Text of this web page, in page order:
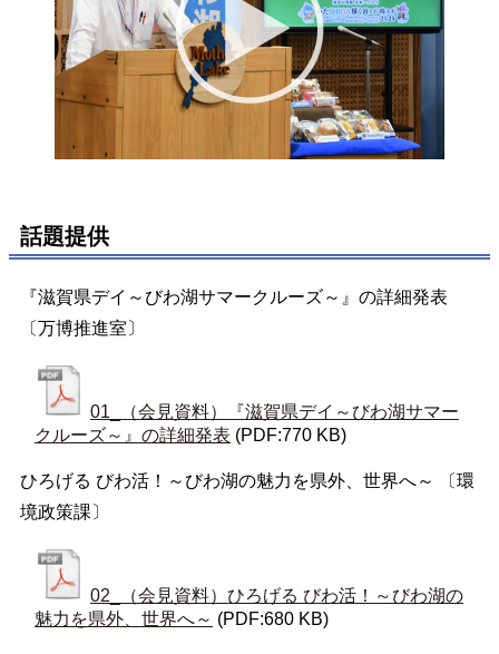
話題提供
『滋賀県デイ～びわ湖サマークルーズ～』の詳細発表
〔万博推進室〕
01_（会見資料）『滋賀県デイ～びわ湖サマー
クルーズ～』の詳細発表 (PDF:770 KB)
ひろげる びわ活！～びわ湖の魅力を県外、世界へ～ 〔環
境政策課〕
02_（会見資料）ひろげる びわ活！～びわ湖の
魅力を県外、世界へ～ (PDF:680 KB)